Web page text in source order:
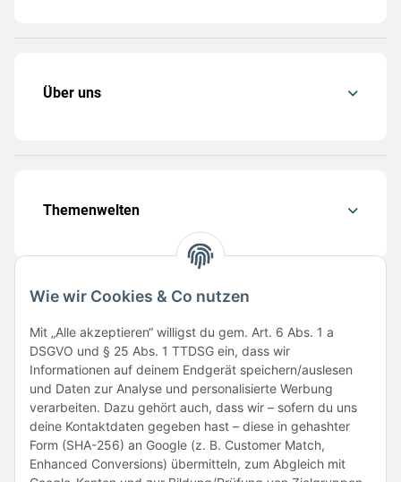
Wie wir Cookies & Co nutzen
Mit „Alle akzeptieren“ willigst du gem. Art. 6 Abs. 1 a
DSGVO und § 25 Abs. 1 TTDSG ein, dass wir
Informationen auf deinem Endgerät speichern/auslesen
und Daten zur Analyse und personalisierte Werbung
verarbeiten. Dazu gehört auch, dass wir – sofern du uns
deine Kontaktdaten gegeben hast – diese in gehashter
Form (SHA-256) an Google (z. B. Customer Match,
Enhanced Conversions) übermitteln, zum Abgleich mit
Über uns
Themenwelten
Folge uns
Unsere Partner